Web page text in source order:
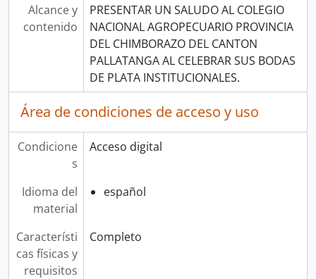
Alcance y
contenido
PRESENTAR UN SALUDO AL COLEGIO
NACIONAL AGROPECUARIO PROVINCIA
DEL CHIMBORAZO DEL CANTON
PALLATANGA AL CELEBRAR SUS BODAS
DE PLATA INSTITUCIONALES.
Área de condiciones de acceso y uso
Condicione
s
Acceso digital
Idioma del
material
español
Característi
cas físicas y
requisitos
Completo